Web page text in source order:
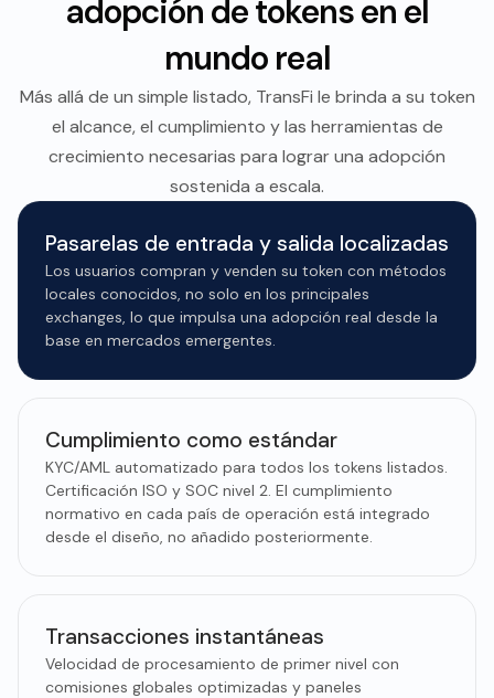
adopción de tokens en el
mundo real
Más allá de un simple listado, TransFi le brinda a su token
el alcance, el cumplimiento y las herramientas de
crecimiento necesarias para lograr una adopción
sostenida a escala.
Pasarelas de entrada y salida localizadas
Los usuarios compran y venden su token con métodos
locales conocidos, no solo en los principales
exchanges, lo que impulsa una adopción real desde la
base en mercados emergentes.
Cumplimiento como estándar
KYC/AML automatizado para todos los tokens listados.
Certificación ISO y SOC nivel 2. El cumplimiento
normativo en cada país de operación está integrado
desde el diseño, no añadido posteriormente.
Transacciones instantáneas
Velocidad de procesamiento de primer nivel con
comisiones globales optimizadas y paneles